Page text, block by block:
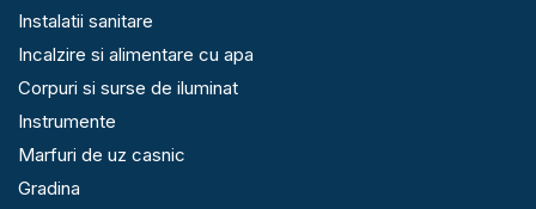
Instalatii sanitare
Incalzire si alimentare cu apa
Corpuri si surse de iluminat
Instrumente
Marfuri de uz casnic
Gradina